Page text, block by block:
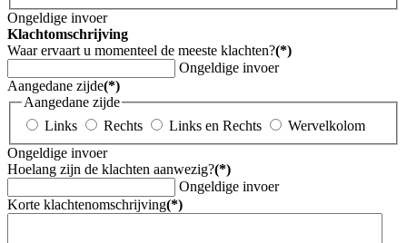
Ongeldige invoer
Klachtomschrijving
Waar ervaart u momenteel de meeste klachten?(*)
Ongeldige invoer
Aangedane zijde(*)
Aangedane zijde
Links
Rechts Links en Rechts
Wervelkolom
Ongeldige invoer
Hoelang zijn de klachten aanwezig?(*)
Ongeldige invoer
Korte klachtenomschrijving(*)